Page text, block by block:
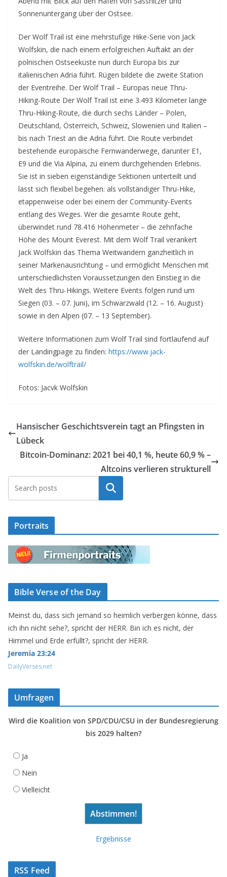
Sonnenuntergang über der Ostsee.
Der Wolf Trail ist eine mehrstufige Hike-Serie von Jack
Wolfskin, die nach einem erfolgreichen Auftakt an der
polnischen Ostseeküste nun durch Europa bis zur
italienischen Adria führt. Rügen bildete die zweite Station
der Eventreihe. Der Wolf Trail – Europas neue Thru-
Hiking-Route Der Wolf Trail ist eine 3.493 Kilometer lange
Thru-Hiking-Route, die durch sechs Länder – Polen,
Deutschland, Österreich, Schweiz, Slowenien und Italien –
bis nach Triest an die Adria führt. Die Route verbindet
bestehende europäische Fernwanderwege, darunter E1,
E9 und die Via Alpina, zu einem durchgehenden Erlebnis.
Sie ist in sieben eigenständige Sektionen unterteilt und
lässt sich flexibel begehen: als vollständiger Thru-Hike,
etappenweise oder bei einem der Community-Events
entlang des Weges. Wer die gesamte Route geht,
überwindet rund 78.416 Höhenmeter – die zehnfache
Höhe des Mount Everest. Mit dem Wolf Trail verankert
Jack Wolfskin das Thema Weitwandern ganzheitlich in
seiner Markenausrichtung – und ermöglicht Menschen mit
unterschiedlichsten Voraussetzungen den Einstieg in die
Welt des Thru-Hikings. Weitere Events folgen rund um
Siegen (03. – 07. Juni), im Schwarzwald (12. – 16. August)
sowie in den Alpen (07. – 13 September).
Weitere Informationen zum Wolf Trail sind fortlaufend auf
der Landingpage zu finden: https://www.jack-
wolfskin.de/wolftrail/
Fotos: Jacvk Wolfskin
Hansischer Geschichtsverein tagt an Pfingsten in
Lübeck
Bitcoin-Dominanz: 2021 bei 40,1 %, heute 60,9 % –
Altcoins verlieren strukturell
Suchen
Portraits
Bible Verse of the Day
Meinst du, dass sich jemand so heimlich verbergen könne, dass
ich ihn nicht sehe?, spricht der HERR. Bin ich es nicht, der
Himmel und Erde erfüllt?, spricht der HERR.
Jeremia 23:24
DailyVerses.net
Umfragen
Wird die Koalition von SPD/CDU/CSU in der Bundesregierung
bis 2029 halten?
Ja
Nein
Vielleicht
Ergebnisse
RSS Feed